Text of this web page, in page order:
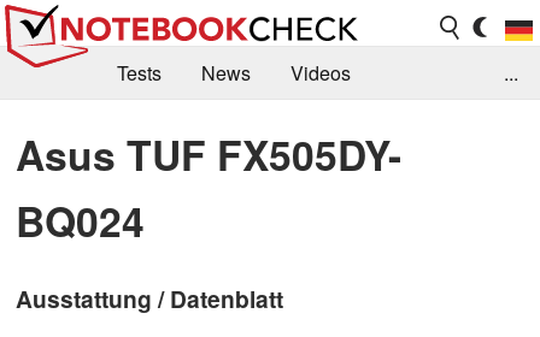
Tests News
Videos
Kaufberatung
Deals Suche
Jobs
Forum
...
Asus TUF FX505DY-
BQ024
Ausstattung / Datenblatt